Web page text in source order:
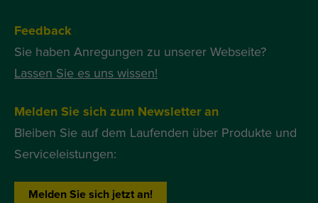
Feedback
Sie haben Anregungen zu unserer Webseite?
Lassen Sie es uns wissen!
Melden Sie sich zum Newsletter an
Bleiben Sie auf dem Laufenden über Produkte und
Serviceleistungen:
Melden Sie sich jetzt an!